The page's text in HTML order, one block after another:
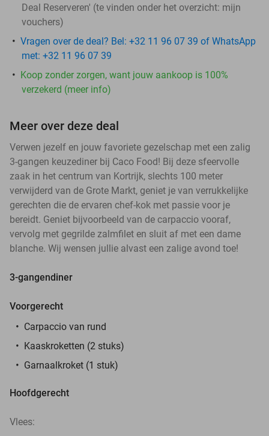
Deal Reserveren' (te vinden onder het overzicht: mijn
vouchers)
Vragen over de deal? Bel: +32 11 96 07 39 of WhatsApp
met: +32 11 96 07 39
Koop zonder zorgen, want jouw aankoop is 100%
verzekerd (meer info)
Meer over deze deal
Verwen jezelf en jouw favoriete gezelschap met een zalig
3-gangen keuzediner bij Caco Food! Bij deze sfeervolle
zaak in het centrum van Kortrijk, slechts 100 meter
verwijderd van de Grote Markt, geniet je van verrukkelijke
gerechten die de ervaren chef-kok met passie voor je
bereidt. Geniet bijvoorbeeld van de carpaccio vooraf,
vervolg met gegrilde zalmfilet en sluit af met een dame
blanche. Wij wensen jullie alvast een zalige avond toe!
3-gangendiner
Voorgerecht
Carpaccio van rund
Kaaskroketten (2 stuks)
Garnaalkroket (1 stuk)
Hoofdgerecht
Vlees: